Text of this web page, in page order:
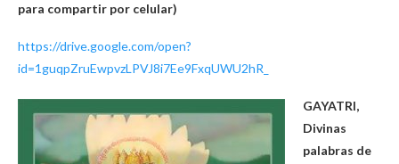
para compartir por celular)
https://drive.google.com/open?
id=1guqpZruEwpvzLPVJ8i7Ee9FxqUWU2hR_
GAYATRI,
Divinas
palabras de